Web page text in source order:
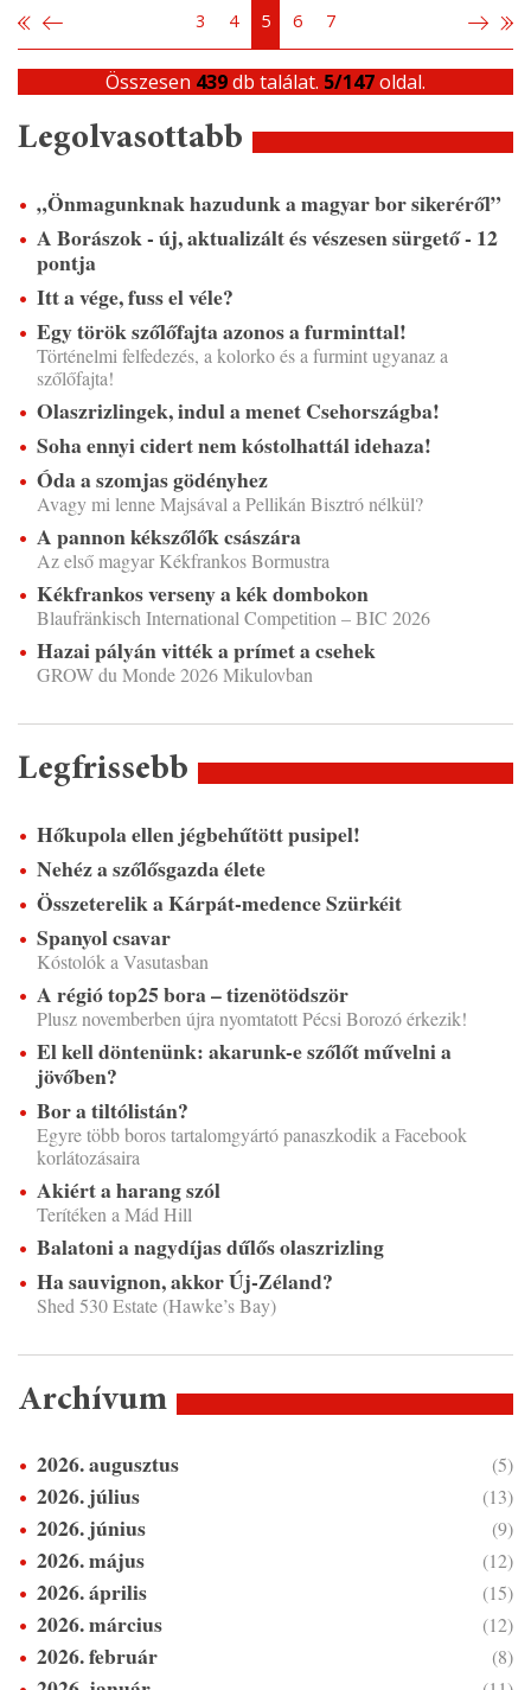
3 4 5 6 7
Összesen 439db találat. 5/147oldal.
Legolvasottabb
„Önmagunknak hazudunk a magyar bor sikeréről”
A Borászok - új, aktualizált és vészesen sürgető - 12
pontja
Itt a vége, fuss el véle?
Egy török szőlőfajta azonos a furminttal!
Történelmi felfedezés, a kolorko és a furmint ugyanaz a
szőlőfajta!
Olaszrizlingek, indul a menet Csehországba!
Soha ennyi cidert nem kóstolhattál idehaza!
Óda a szomjas gödényhez
Avagy mi lenne Majsával a Pellikán Bisztró nélkül?
A pannon kékszőlők császára
Az első magyar Kékfrankos Bormustra
Kékfrankos verseny a kék dombokon
Blaufränkisch International Competition – BIC 2026
Hazai pályán vitték a prímet a csehek
GROW du Monde 2026 Mikulovban
Legfrissebb
Hőkupola ellen jégbehűtött pusipel!
Nehéz a szőlősgazda élete
Összeterelik a Kárpát-medence Szürkéit
Spanyol csavar
Kóstolók a Vasutasban
A régió top25 bora – tizenötödször
Plusz novemberben újra nyomtatott Pécsi Borozó érkezik!
El kell döntenünk: akarunk-e szőlőt művelni a
jövőben?
Bor a tiltólistán?
Egyre több boros tartalomgyártó panaszkodik a Facebook
korlátozásaira
Akiért a harang szól
Terítéken a Mád Hill
Balatoni a nagydíjas dűlős olaszrizling
Ha sauvignon, akkor Új-Zéland?
Shed 530 Estate (Hawke’s Bay)
Archívum
2026. augusztus (5)
2026. július (13)
2026. június (9)
2026. május (12)
2026. április (15)
2026. március (12)
2026. február (8)